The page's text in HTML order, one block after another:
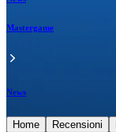
Mastergame
News
Home Recensioni